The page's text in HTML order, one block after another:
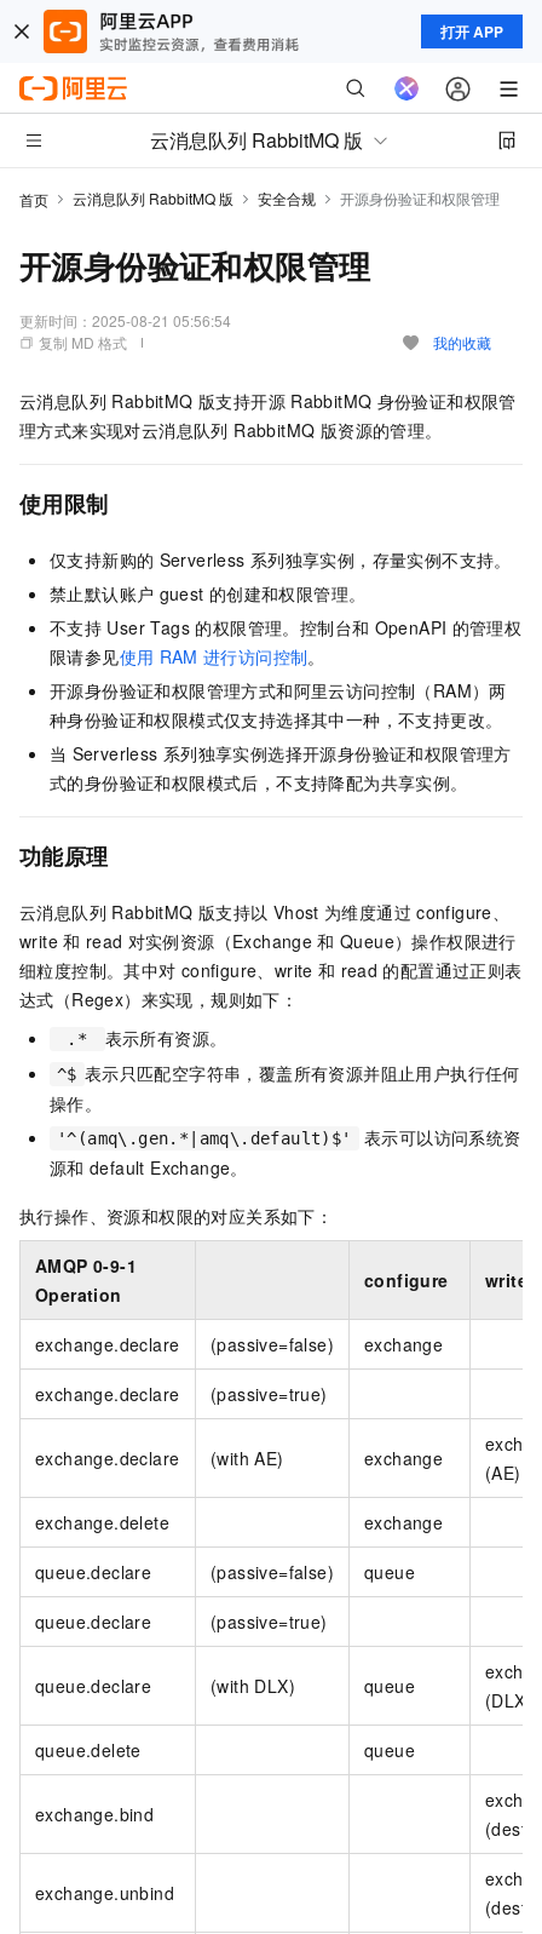
打开 APP
云消息队列 RabbitMQ 版
首页 云消息队列 RabbitMQ 版 安全合规 开源身份验证和权限管理
开源身份验证和权限管理
更新时间： 2025-08-21 05:56:54
复制 MD 格式
我的收藏
云消息队列 RabbitMQ 版支持开源 RabbitMQ 身份验证和权限管
理方式来实现对云消息队列 RabbitMQ 版资源的管理。
使用限制
仅支持新购的 Serverless 系列独享实例，存量实例不支持。
禁止默认账户 guest 的创建和权限管理。
不支持 User Tags 的权限管理。控制台和 OpenAPI 的管理权
限请参见使用 RAM 进行访问控制。
开源身份验证和权限管理方式和阿里云访问控制（RAM）两
种身份验证和权限模式仅支持选择其中一种，不支持更改。
当 Serverless 系列独享实例选择开源身份验证和权限管理方
式的身份验证和权限模式后，不支持降配为共享实例。
功能原理
云消息队列 RabbitMQ 版支持以 Vhost 为维度通过 configure、
write 和 read 对实例资源（Exchange 和 Queue）操作权限进行
细粒度控制。其中对 configure、write 和 read 的配置通过正则表
达式（Regex）来实现，规则如下：
.* 表示所有资源。
^$ 表示只匹配空字符串，覆盖所有资源并阻止用户执行任何
操作。
'^(amq\.gen.*|amq\.default)$'
表示可以访问系统资
源和 default Exchange。
执行操作、资源和权限的对应关系如下：
AMQP 0-9-1
Operation
configure write
exchange.declare (passive=false) exchange
exchange.declare (passive=true)
exchange.declare (with AE) exchange
(AE)
exchange.delete exchange
queue.declare (passive=false) queue
queue.declare (passive=true)
queue.declare (with DLX) queue
(DLX)
queue.delete queue
exchange.bind
exchange.unbind